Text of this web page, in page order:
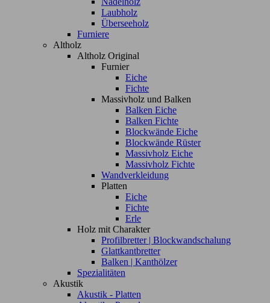
Laubholz
Überseeholz
Furniere
Altholz
Altholz Original
Furnier
Eiche
Fichte
Massivholz und Balken
Balken Eiche
Balken Fichte
Blockwände Eiche
Blockwände Rüster
Massivholz Eiche
Massivholz Fichte
Wandverkleidung
Platten
Eiche
Fichte
Erle
Holz mit Charakter
Profilbretter | Blockwandschalung
Glattkantbretter
Balken | Kanthölzer
Spezialitäten
Akustik
Akustik - Platten